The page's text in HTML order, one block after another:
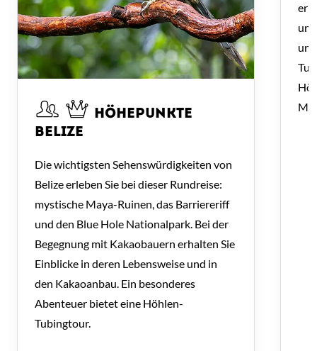
HÖHEPUNKTE
BELIZE
Die wichtigsten Sehenswürdigkeiten von
Belize erleben Sie bei dieser Rundreise:
mystische Maya-Ruinen, das Barriereriff
und den Blue Hole Nationalpark. Bei der
Begegnung mit Kakaobauern erhalten Sie
Einblicke in deren Lebensweise und in
den Kakaoanbau. Ein besonderes
Abenteuer bietet eine Höhlen-
Tubingtour.